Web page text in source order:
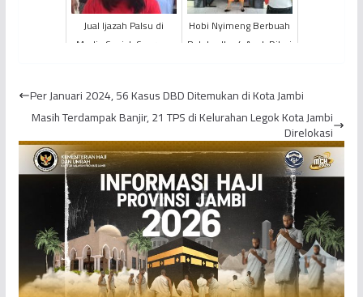
Jual Ijazah Palsu di
Media Sosial, Seorang
Hobi Nyimeng Berbuah
Petaka, Ibu 4 Anak Dibui
Per Januari 2024, 56 Kasus DBD Ditemukan di Kota Jambi
Masih Terdampak Banjir, 21 TPS di Kelurahan Legok Kota Jambi
Direlokasi